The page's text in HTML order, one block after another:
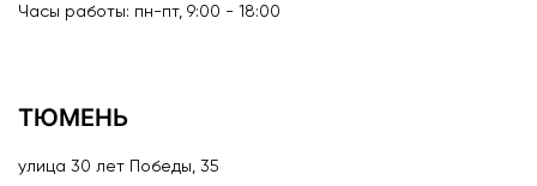
Часы работы: пн-пт, 9:00 - 18:00
ТЮМЕНЬ
улица 30 лет Победы, 35